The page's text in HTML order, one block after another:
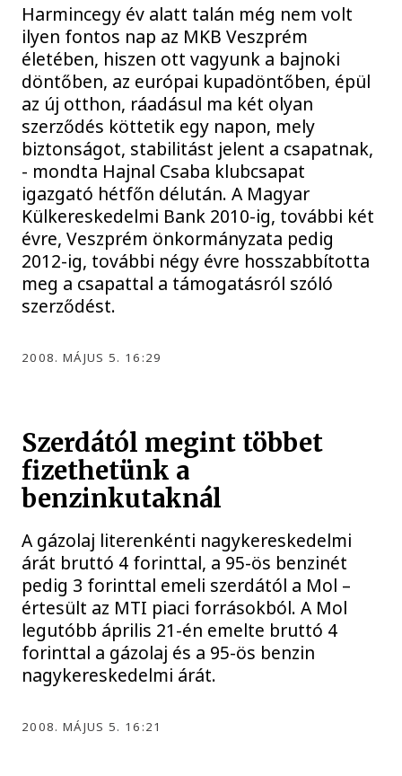
Harmincegy év alatt talán még nem volt
ilyen fontos nap az MKB Veszprém
életében, hiszen ott vagyunk a bajnoki
döntőben, az európai kupadöntőben, épül
az új otthon, ráadásul ma két olyan
szerződés köttetik egy napon, mely
biztonságot, stabilitást jelent a csapatnak,
- mondta Hajnal Csaba klubcsapat
igazgató hétfőn délután. A Magyar
Külkereskedelmi Bank 2010-ig, további két
évre, Veszprém önkormányzata pedig
2012-ig, további négy évre hosszabbította
meg a csapattal a támogatásról szóló
szerződést.
2008. MÁJUS 5. 16:29
Szerdától megint többet
fizethetünk a
benzinkutaknál
A gázolaj literenkénti nagykereskedelmi
árát bruttó 4 forinttal, a 95-ös benzinét
pedig 3 forinttal emeli szerdától a Mol –
értesült az MTI piaci forrásokból. A Mol
legutóbb április 21-én emelte bruttó 4
forinttal a gázolaj és a 95-ös benzin
nagykereskedelmi árát.
2008. MÁJUS 5. 16:21